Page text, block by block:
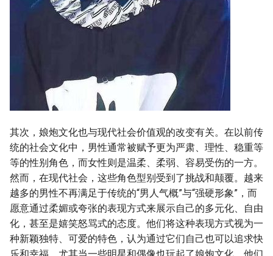
其次，娘炮文化也与现代社会价值观的改变有关。在以前传
统的社会文化中，男性通常被赋予更为严肃、理性、稳重等
等的性别角色，而女性则是温柔、柔弱、容易受伤的一方。
然而，在现代社会，这些角色型别受到了挑战和颠覆。越来
越多的男性不再满足于传统的“男人气概”与“强硬形象”，而
愿意通过柔媚或夸张的表现方式来展示自己的多元化、自由
化，甚至是嬉笑怒骂式的态度。他们将这种表现方式视为一
种新颖独特、可爱的特色，认为通过它们自己也可以追求快